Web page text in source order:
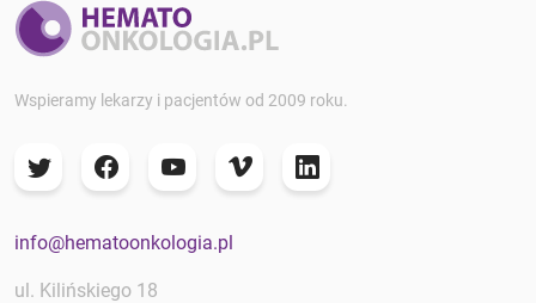
Wspieramy lekarzy i pacjentów od 2009 roku.
info@hematoonkologia.pl
ul. Kilińskiego 18